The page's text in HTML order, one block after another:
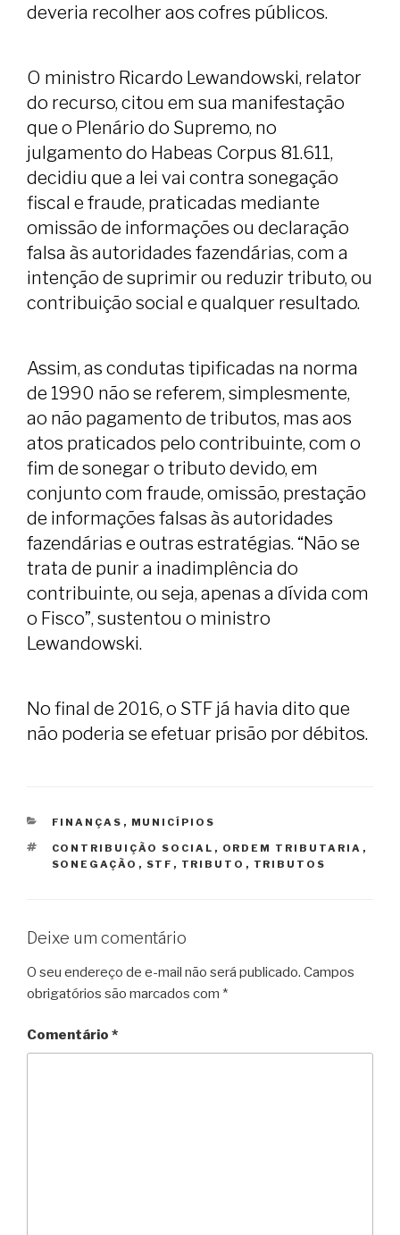
deveria recolher aos cofres públicos.
O ministro Ricardo Lewandowski, relator
do recurso, citou em sua manifestação
que o Plenário do Supremo, no
julgamento do Habeas Corpus 81.611,
decidiu que a lei vai contra sonegação
fiscal e fraude, praticadas mediante
omissão de informações ou declaração
falsa às autoridades fazendárias, com a
intenção de suprimir ou reduzir tributo, ou
contribuição social e qualquer resultado.
Assim, as condutas tipificadas na norma
de 1990 não se referem, simplesmente,
ao não pagamento de tributos, mas aos
atos praticados pelo contribuinte, com o
fim de sonegar o tributo devido, em
conjunto com fraude, omissão, prestação
de informações falsas às autoridades
fazendárias e outras estratégias. “Não se
trata de punir a inadimplência do
contribuinte, ou seja, apenas a dívida com
o Fisco”, sustentou o ministro
Lewandowski.
No final de 2016, o STF já havia dito que
não poderia se efetuar prisão por débitos.
CATEGORIAS
FINANÇAS , MUNICÍPIOS
TAGS
CONTRIBUIÇÃO SOCIAL , ORDEM TRIBUTARIA ,
SONEGAÇÃO , STF , TRIBUTO , TRIBUTOS
Deixe um comentário
O seu endereço de e-mail não será publicado. Campos
obrigatórios são marcados com *
Comentário *